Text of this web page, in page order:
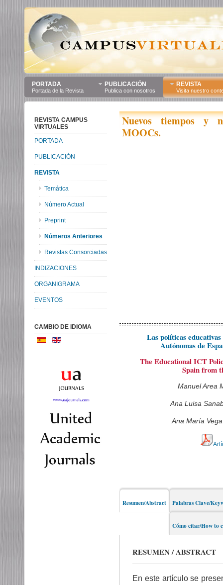
PORTADA
Portada de la Revista
PUBLICACIÓN
Publica con nosotros
REVISTA
Visita nuestro
Nuevos tiempos y
MOOCs.
Las políticas
Autónomas de
The Educational ICT
Spain from
Manuel Area
Ana Luisa
Ana María
Resumen/Abstract Palabras Clave/
Cómo citar/How to
RESUMEN / ABSTRACT
En este artículo se
REVISTA CAMPUS
VIRTUALES
PORTADA
PUBLICACIÓN
REVISTA
Temática
Número Actual
Preprint
Números Anteriores
Revistas Consorciadas
INDIZACIONES
ORGANIGRAMA
EVENTOS
CAMBIO DE IDIOMA